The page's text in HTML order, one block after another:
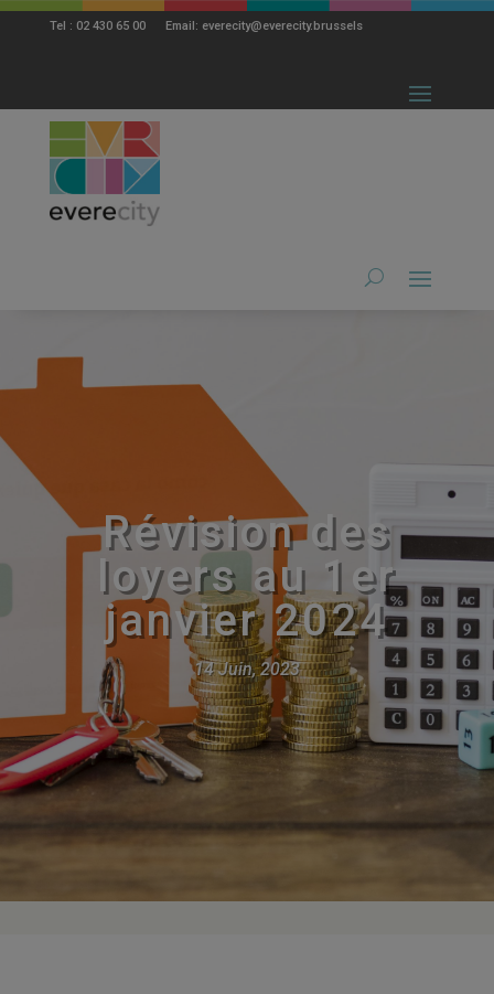
Tel : 02 430 65 00 Email: everecity@everecity.brussels
Révision des
loyers au 1er
janvier 2024
14 Juin, 2023
modal-check